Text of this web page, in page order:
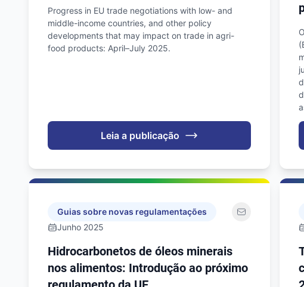
Progress in EU trade negotiations with low- and
middle-income countries, and other policy
developments that may impact on trade in agri-
food products: April–July 2025.
Leia a publicação
Guias sobre novas regulamentações
Junho 2025
Hidrocarbonetos de óleos minerais
nos alimentos: Introdução ao próximo